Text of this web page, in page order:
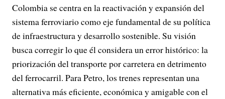
Colombia se centra en la reactivación y expansión del
sistema ferroviario como eje fundamental de su política
de infraestructura y desarrollo sostenible. Su visión
busca corregir lo que él considera un error histórico: la
priorización del transporte por carretera en detrimento
del ferrocarril. Para Petro, los trenes representan una
alternativa más eficiente, económica y amigable con el